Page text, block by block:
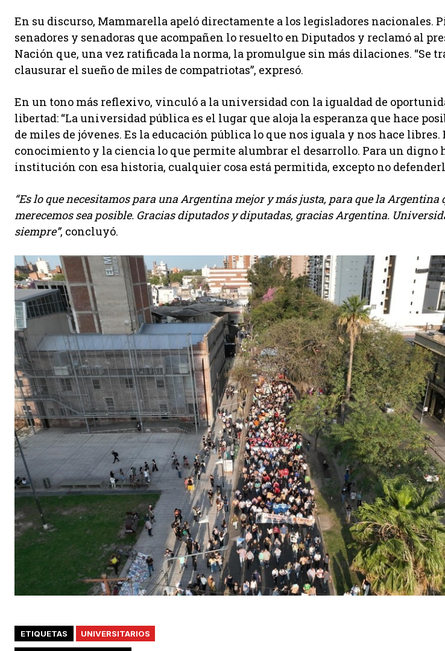
En su discurso, Mammarella apeló directamente a los legisladores nacionales.
senadores y senadoras que acompañen lo resuelto en Diputados y reclamó al
Nación que, una vez ratificada la norma, la promulgue sin más dilaciones. “Se
clausurar el sueño de miles de compatriotas”, expresó.
En un tono más reflexivo, vinculó a la universidad con la igualdad de
libertad: “La universidad pública es el lugar que aloja la esperanza que hace
de miles de jóvenes. Es la educación pública lo que nos iguala y nos hace libres.
conocimiento y la ciencia lo que permite alumbrar el desarrollo. Para un digno
institución con esa historia, cualquier cosa está permitida, excepto no
“Es lo que necesitamos para una Argentina mejor y más justa, para que la Argentina
merecemos sea posible. Gracias diputados y diputadas, gracias Argentina.
siempre”, concluyó.
ETIQUETAS UNIVERSITARIOS